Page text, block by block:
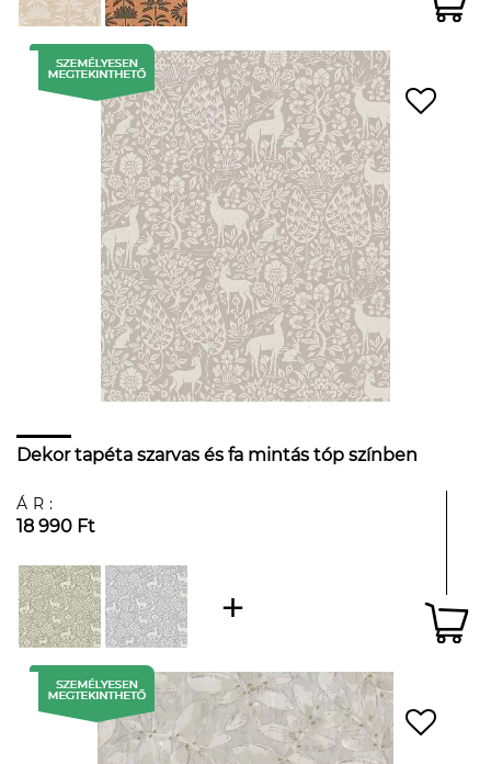
Dekor tapéta szarvas és fa mintás tóp színben
ÁR:
18 990 Ft